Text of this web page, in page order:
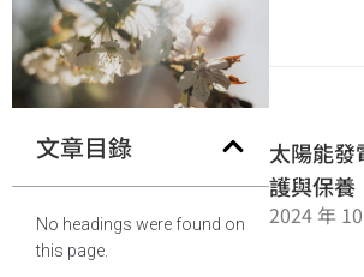
文章目錄
No headings were found on
this page.
太陽能發
護與保養
2024 年